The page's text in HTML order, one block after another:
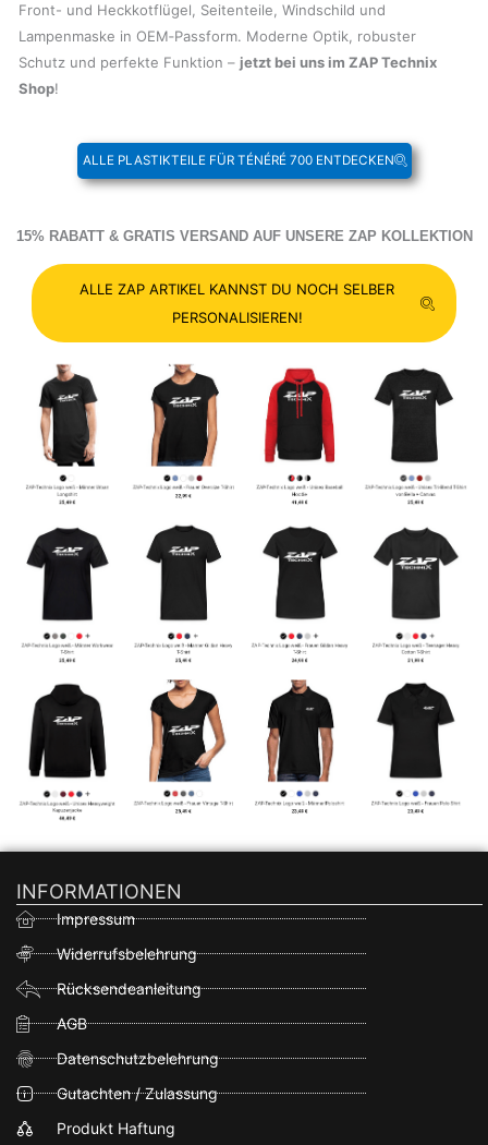
Front- und Heckkotflügel, Seitenteile, Windschild und
Lampenmaske in OEM‑Passform. Moderne Optik, robuster
Schutz und perfekte Funktion –jetzt bei uns im ZAP Technix
Shop!
ALLE PLASTIKTEILE FÜR TÉNÉRÉ 700 ENTDECKEN
15% RABATT & GRATIS VERSAND AUF UNSERE ZAP KOLLEKTION
ALLE ZAP ARTIKEL KANNST DU NOCH SELBER
PERSONALISIEREN!
INFORMATIONEN
Impressum
Widerrufsbelehrung
Rücksendeanleitung
AGB
Datenschutzbelehrung
Gutachten / Zulassung
Produkt Haftung